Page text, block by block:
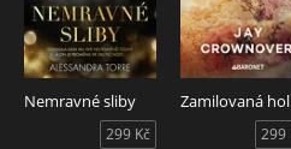
Nemravné sliby
299 Kč
Zamilovaná
299